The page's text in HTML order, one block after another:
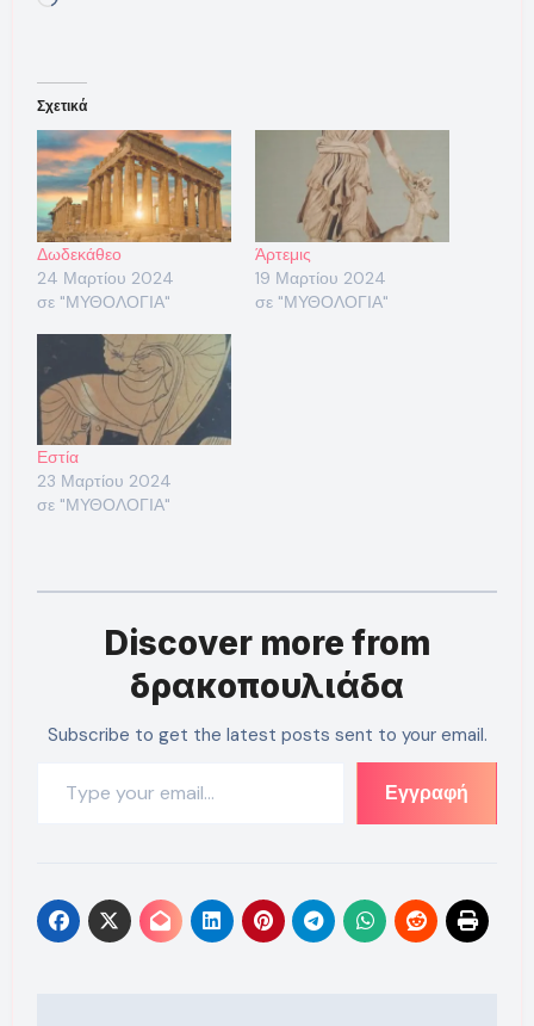
Σχετικά
Δωδεκάθεο
24 Μαρτίου 2024
σε "ΜΥΘΟΛΟΓΙΑ"
Άρτεμις
19 Μαρτίου 2024
σε "ΜΥΘΟΛΟΓΙΑ"
Εστία
23 Μαρτίου 2024
σε "ΜΥΘΟΛΟΓΙΑ"
Discover more from
δρακοπουλιάδα
Subscribe to get the latest posts sent to your email.
Εγγραφή